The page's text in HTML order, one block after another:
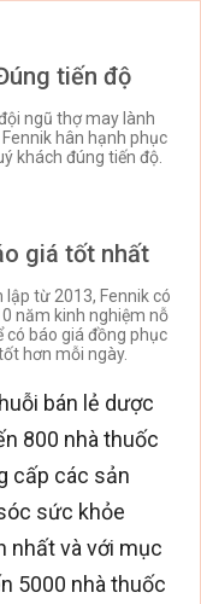
tiến độ
ngũ thợ may lành
Fennik hân hạnh phục
khách đúng tiến độ.
giá tốt nhất
lập từ 2013, Fennik có
năm kinh nghiệm nỗ
có báo giá đồng phục
hơn mỗi ngày.
bán lẻ dược
800 nhà thuốc
cấp các sản
sức khỏe
nhất và với mục
5000 nhà thuốc